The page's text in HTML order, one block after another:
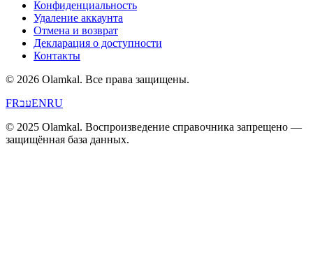
Конфиденциальность
Удаление аккаунта
Отмена и возврат
Декларация о доступности
Контакты
© 2026 Olamkal. Все права защищены.
FRעבENRU
© 2025 Olamkal. Воспроизведение справочника запрещено —
защищённая база данных.